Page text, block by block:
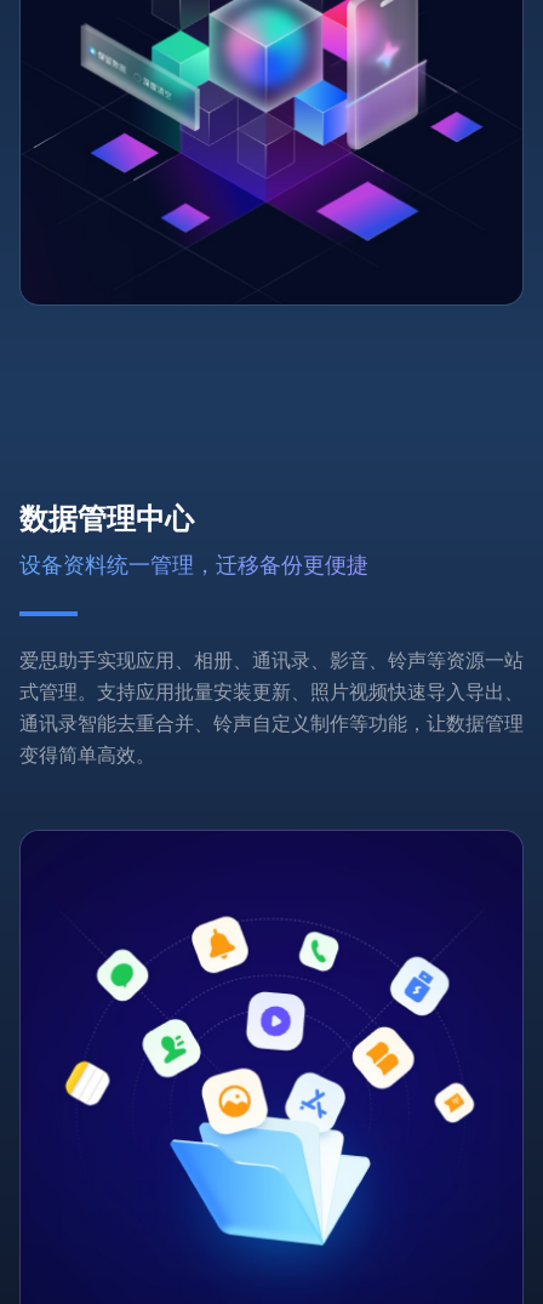
数据管理中心
设备资料统一管理，迁移备份更便捷
爱思助手实现应用、相册、通讯录、影音、铃声等资源一站
式管理。支持应用批量安装更新、照片视频快速导入导出、
通讯录智能去重合并、铃声自定义制作等功能，让数据管理
变得简单高效。